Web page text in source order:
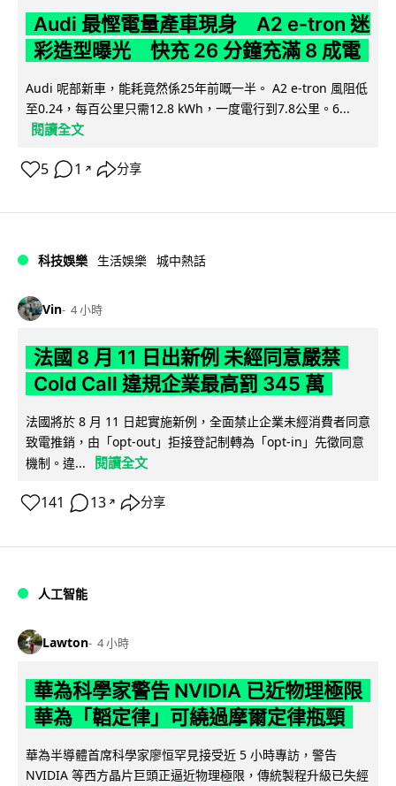
Audi 最慳電量產車現身 A2 e-tron 迷
彩造型曝光 快充 26 分鐘充滿 8 成電
Audi 呢部新車，能耗竟然係25年前嘅一半。 A2 e-tron 風阻低
至0.24，每百公里只需12.8 kWh，一度電行到7.8公里。6...
閱讀全文
5 1 ↗ 分享
科技娛樂 生活娛樂 城中熱話
Vin 4 小時
法國 8 月 11 日出新例 未經同意嚴禁
Cold Call 違規企業最高罰 345 萬
法國將於 8 月 11 日起實施新例，全面禁止企業未經消費者同意
致電推銷，由「opt-out」拒接登記制轉為「opt-in」先徵同意
機制。違...
閱讀全文
141 13 ↗ 分享
人工智能
Lawton 4 小時
華為科學家警告 NVIDIA 已近物理極限
華為「韜定律」可繞過摩爾定律瓶頸
華為半導體首席科學家廖恒罕見接受近 5 小時專訪，警告
NVIDIA 等西方晶片巨頭正逼近物理極限，傳統製程升級已失經